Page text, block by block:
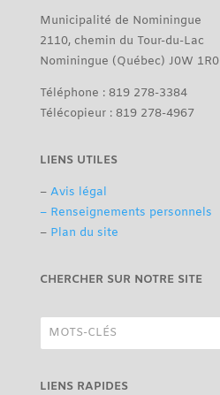
Municipalité de Nominingue
2110, chemin du Tour-du-Lac
Nominingue (Québec) J0W 1R0
Téléphone : 819 278-3384
Télécopieur : 819 278-4967
LIENS UTILES
– Avis légal
– Renseignements personnels
– Plan du site
CHERCHER SUR NOTRE SITE
LIENS RAPIDES